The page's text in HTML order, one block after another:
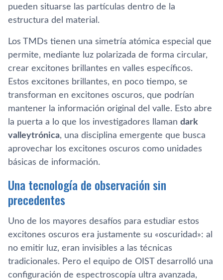
pueden situarse las partículas dentro de la
estructura del material.
Los TMDs tienen una simetría atómica especial que
permite, mediante luz polarizada de forma circular,
crear excitones brillantes en valles específicos.
Estos excitones brillantes, en poco tiempo, se
transforman en excitones oscuros, que podrían
mantener la información original del valle. Esto abre
la puerta a lo que los investigadores llaman dark
valleytrónica, una disciplina emergente que busca
aprovechar los excitones oscuros como unidades
básicas de información.
Una tecnología de observación sin
precedentes
Uno de los mayores desafíos para estudiar estos
excitones oscuros era justamente su «oscuridad»: al
no emitir luz, eran invisibles a las técnicas
tradicionales. Pero el equipo de OIST desarrolló una
configuración de espectroscopía ultra avanzada,